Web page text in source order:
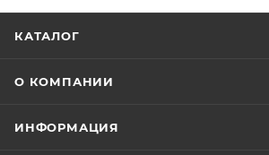
КАТАЛОГ
О КОМПАНИИ
ИНФОРМАЦИЯ